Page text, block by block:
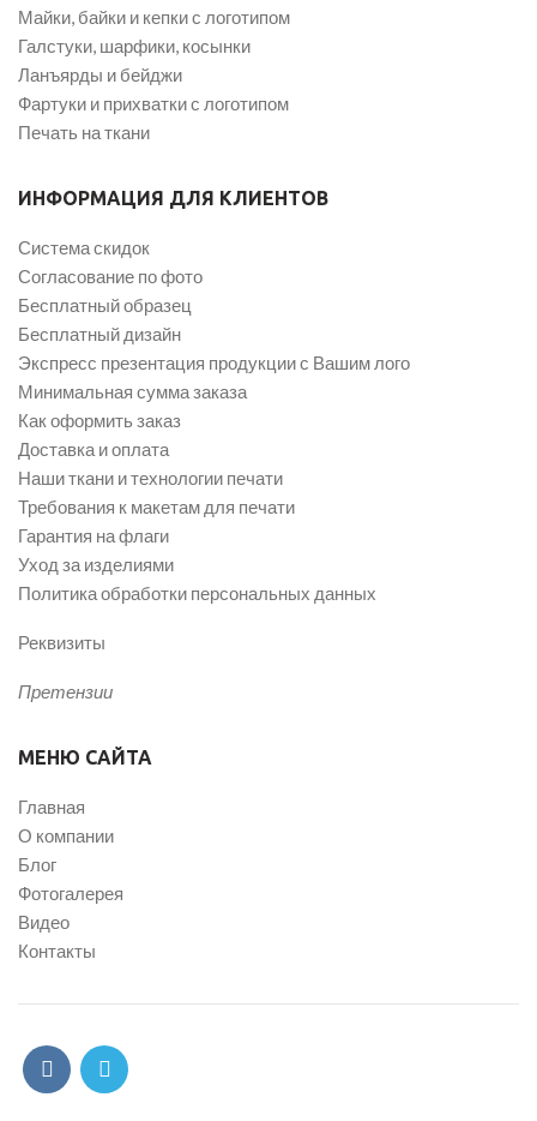
Майки, байки и кепки с логотипом
Галстуки, шарфики, косынки
Ланъярды и бейджи
Фартуки и прихватки с логотипом
Печать на ткани
ИНФОРМАЦИЯ ДЛЯ КЛИЕНТОВ
Система скидок
Согласование по фото
Бесплатный образец
Бесплатный дизайн
Экспресс презентация продукции с Вашим лого
Минимальная сумма заказа
Как оформить заказ
Доставка и оплата
Наши ткани и технологии печати
Требования к макетам для печати
Гарантия на флаги
Уход за изделиями
Политика обработки персональных данных
Реквизиты
Претензии
МЕНЮ САЙТА
Главная
О компании
Блог
Фотогалерея
Видео
Контакты